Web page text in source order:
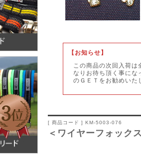
【 お知らせ】
この商品の次回入荷は
なりお待ち頂く事にな
のＧＥＴをお勧めいた
[ 商品コード ] KM-5003-076
＜ワイヤーフォック